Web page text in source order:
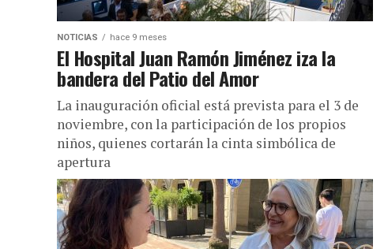
NOTICIAS hace 9 meses
El Hospital Juan Ramón Jiménez iza la
bandera del Patio del Amor
La inauguración oficial está prevista para el 3 de
noviembre, con la participación de los propios
niños, quienes cortarán la cinta simbólica de
apertura